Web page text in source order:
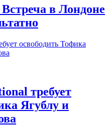
в Лондоне
требует
Ягублу и